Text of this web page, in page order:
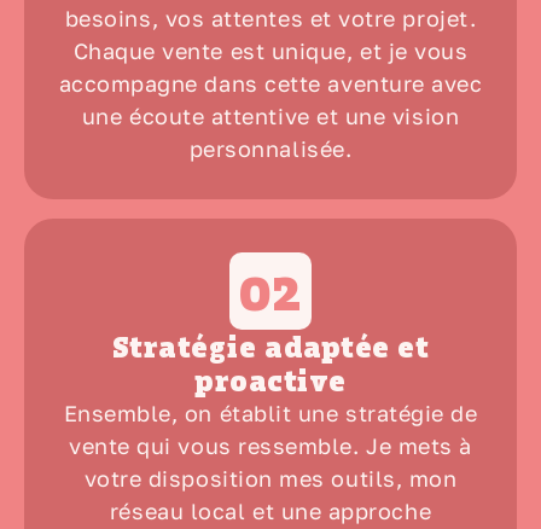
besoins, vos attentes et votre projet.
Chaque vente est unique, et je vous
accompagne dans cette aventure avec
une écoute attentive et une vision
personnalisée.
02
Stratégie adaptée et
proactive
Ensemble, on établit une stratégie de
vente qui vous ressemble. Je mets à
votre disposition mes outils, mon
réseau local et une approche